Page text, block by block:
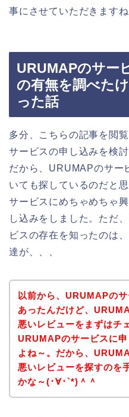
事にさせていただきます
URUMAPのサー
の有無を調べた
った話
多分、こちらの記事を閲
サービスの申し込みを検
だから、URUMAPのサー
いても探しているのだと
サービスにめちゃめちゃ
し込みをしました。ただ
ビスの存在を知ったのは
達が、、、
以前から、URUMAPの
あったんだけど、
悪いレビューをまずはチ
URUMAPのサービスに
よね～。だから、
悪いレビューを探すのを
かな～(･∀･`*)＾＾